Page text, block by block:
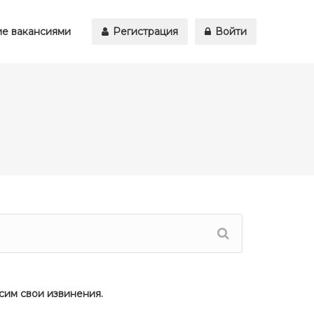
вакансиями Регистрация Войти
свои извинения.